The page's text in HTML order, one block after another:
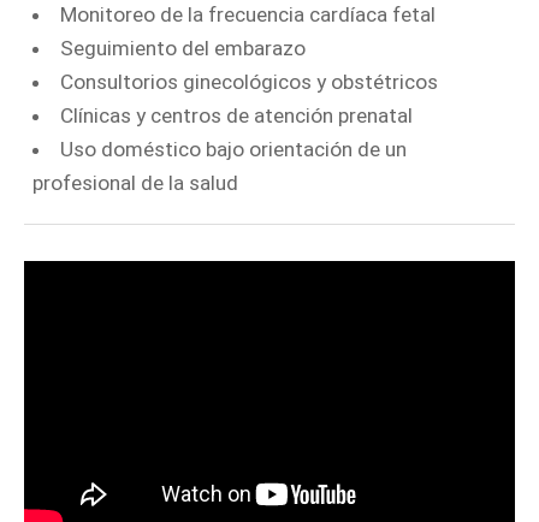
Monitoreo de la frecuencia cardíaca fetal
Seguimiento del embarazo
Consultorios ginecológicos y obstétricos
Clínicas y centros de atención prenatal
Uso doméstico bajo orientación de un
profesional de la salud